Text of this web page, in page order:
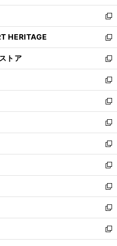
ウ
で
開
く
ン
ド
ウ
で
開
く
新
し
い
ウ
ィ
ン
ド
ウ
で
開
く
HERITAGE
新
し
い
ウ
ィ
ン
ド
ウ
で
開
く
トア
新
し
い
ウ
ィ
ン
ド
ウ
で
開
く
新
し
い
ウ
ィ
ン
ド
ウ
で
開
く
新
し
い
ウ
ィ
ン
ド
ウ
で
開
く
新
し
い
ウ
ィ
ン
ド
ウ
で
開
く
新
し
い
ウ
ィ
ン
ド
ウ
で
開
新
し
い
ウ
ィ
ン
ド
ウ
新
し
い
ウ
ィ
ン
新
し
い
ウ
新
し